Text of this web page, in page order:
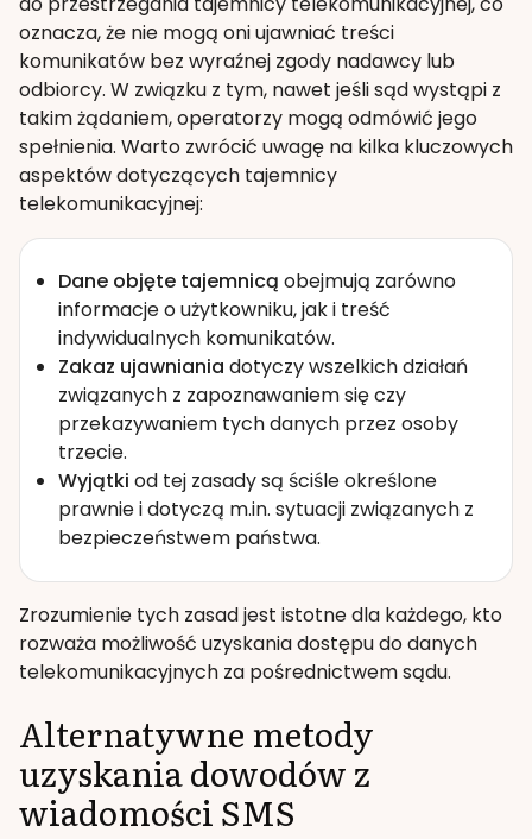
oznacza, że nie mogą oni ujawniać treści
komunikatów bez wyraźnej zgody nadawcy lub
odbiorcy. W związku z tym, nawet jeśli sąd wystąpi z
takim żądaniem, operatorzy mogą odmówić jego
spełnienia. Warto zwrócić uwagę na kilka kluczowych
aspektów dotyczących tajemnicy
telekomunikacyjnej:
Dane objęte tajemnicą obejmują zarówno
informacje o użytkowniku, jak i treść
indywidualnych komunikatów.
Zakaz ujawniania dotyczy wszelkich działań
związanych z zapoznawaniem się czy
przekazywaniem tych danych przez osoby
trzecie.
Wyjątki od tej zasady są ściśle określone
prawnie i dotyczą m.in. sytuacji związanych z
bezpieczeństwem państwa.
Zrozumienie tych zasad jest istotne dla każdego, kto
rozważa możliwość uzyskania dostępu do danych
telekomunikacyjnych za pośrednictwem sądu.
Alternatywne metody
uzyskania dowodów z
wiadomości SMS